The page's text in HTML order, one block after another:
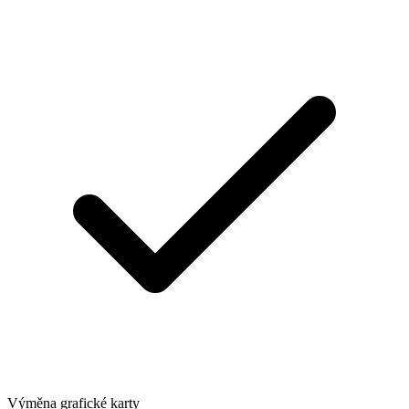
Výměna grafické karty